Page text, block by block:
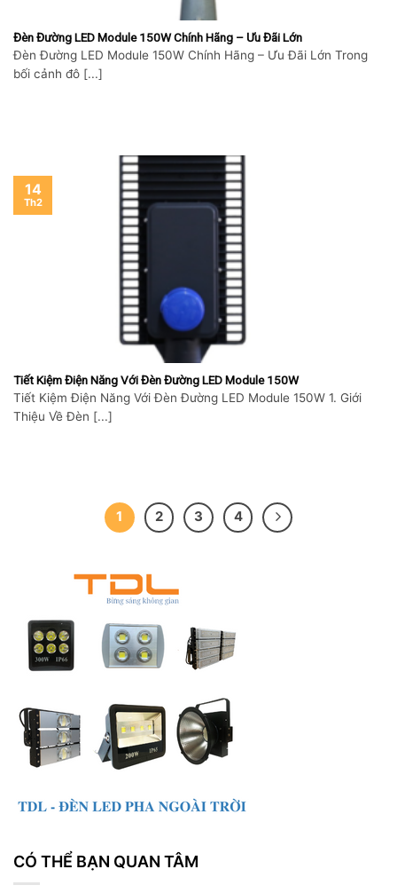
Đèn Đường LED Module 150W Chính Hãng – Ưu Đãi Lớn
Đèn Đường LED Module 150W Chính Hãng – Ưu Đãi Lớn Trong
bối cảnh đô [...]
Tiết Kiệm Điện Năng Với Đèn Đường LED Module 150W
Tiết Kiệm Điện Năng Với Đèn Đường LED Module 150W 1. Giới
Thiệu Về Đèn [...]
14
Th2
1 2 3 4
CÓ THỂ BẠN QUAN TÂM